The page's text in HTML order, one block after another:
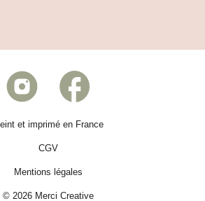
© 2026 Merci Creative
Mentions légales
CGV
et imprimé en France